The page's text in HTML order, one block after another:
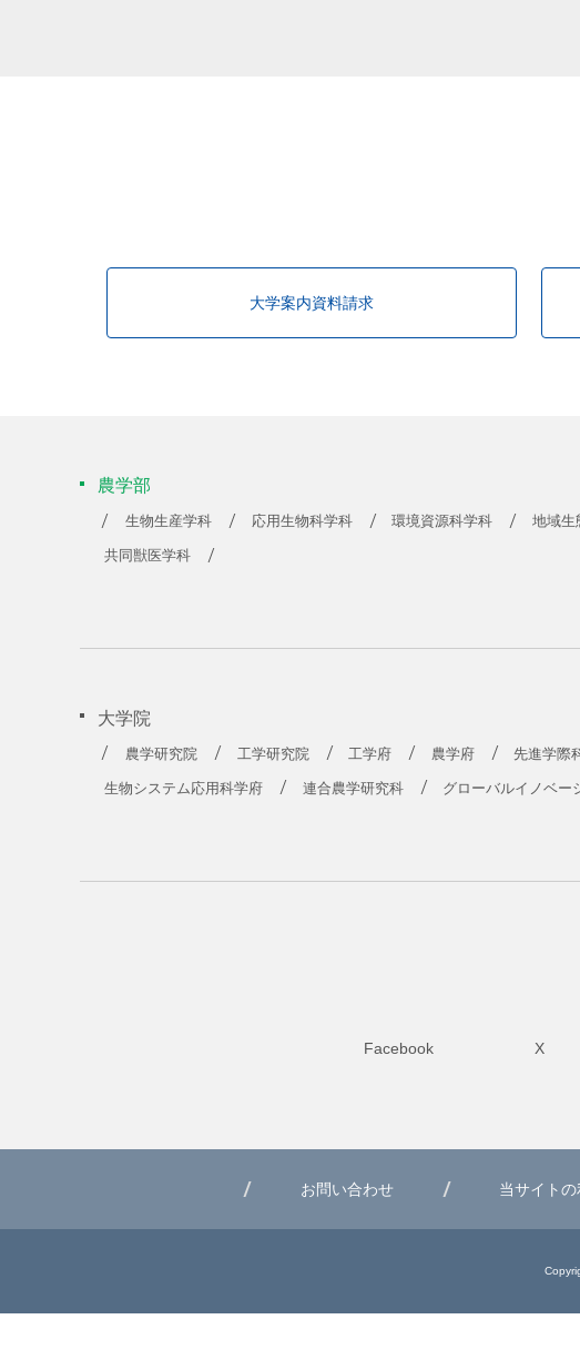
大学案内資料請求
農学部
生物生産学科 応用生物科学科 環境資源科学科 地域生
共同獣医学科
大学院
農学研究院 工学研究院 工学府 農学府 先進学際
生物システム応用科学府 連合農学研究科 グローバルイノベー
Facebook
X
お問い合わせ 当サイト